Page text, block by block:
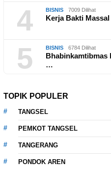
4 BISNIS 7009 Dilihat
Kerja Bakti
5 BISNIS 6784 Dilihat
Bhabinkamtibmas
…
TOPIK POPULER
TANGSEL
PEMKOT TANGSEL
TANGERANG
PONDOK AREN